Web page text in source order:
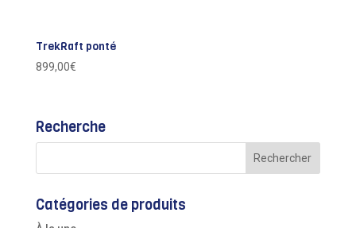
TrekRaft ponté
899,00€
Recherche
Catégories de produits